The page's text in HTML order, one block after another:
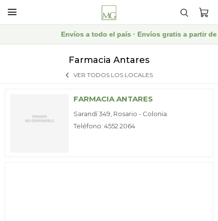

Envíos a todo el país · Envíos gratis a partir
Farmacia Antares
VER TODOS LOS LOCALES
FARMACIA ANTARES
Sarandí 349, Rosario - Colonia.
Teléfono: 4552 2064